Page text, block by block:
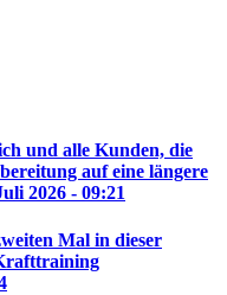
und alle Kunden, die
auf eine längere
2026 - 09:21
Mal in dieser